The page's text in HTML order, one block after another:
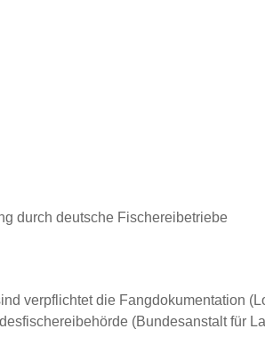
durch deutsche Fischereibetriebe
verpflichtet die Fangdokumentation
(Bundesanstalt für